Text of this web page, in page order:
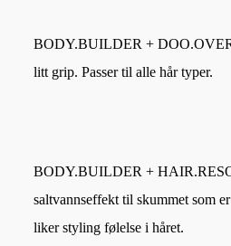
BODY.BUILDER +
litt grip. Passer til alle hår typer.
BODY.BUILDER +
saltvannseffekt til skummet som
liker styling følelse i håret.